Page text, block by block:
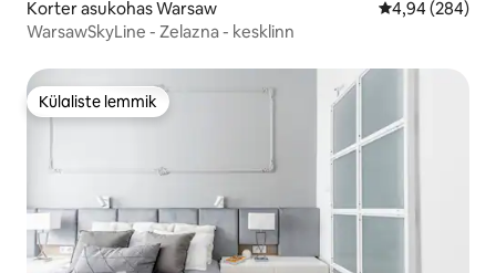
Korter asukohas Warsaw Keskmine
4,94 (284)
WarsawSkyLine - Zelazna - kesklinn
Külaliste lemmik
Külaliste lemmik